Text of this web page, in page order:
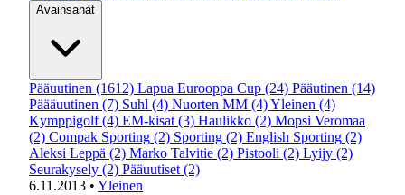
Avainsanat
Pääuutinen (1612) Lapua Eurooppa Cup (24) Pääutinen (14)
Päääuutinen (7) Suhl (4) Nuorten MM (4)Yleinen (4)
Kymppigolf (4) EM-kisat (3) Haulikko (2) Mopsi Veromaa
(2) Compak Sporting (2) Sporting (2) English Sporting (2)
Aleksi Leppä (2) Marko Talvitie (2) Pistooli (2) Lyijy (2)
Seurakysely (2) Pääuutiset (2)
6.11.2013 • Yleinen